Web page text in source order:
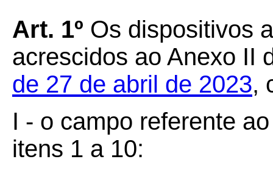
Art. 1º Os dispositivos
acrescidos ao Anexo II
de 27 de abril de 2023,
I - o campo referente
itens 1 a 10: